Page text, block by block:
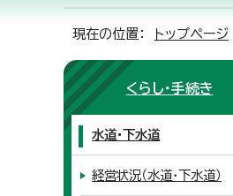
現在の位置： トップページ
くらし・手続き
水道・下水道
経営状況（水道・下水道）